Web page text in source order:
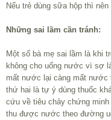
Nếu trẻ dùng sữa hộp thì
Những sai lầm cần tránh:
Một số bà mẹ sai lầm là khi
không cho uống nước vì sợ
mất nước lại càng mất nước
thứ hai là tự ý dùng thuốc
cứu về tiêu chảy chứng
thu được nước theo đường